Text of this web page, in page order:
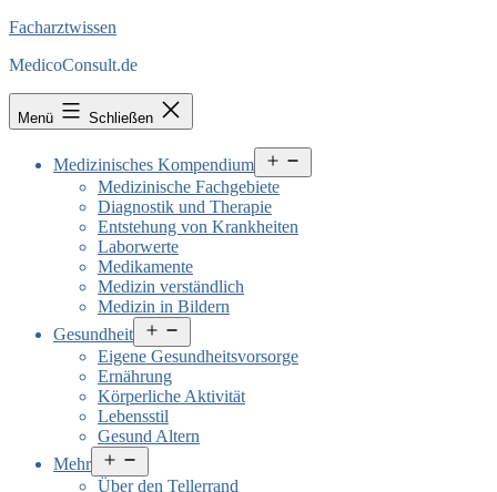
Facharztwissen
MedicoConsult.de
Menü Schließen
Medizinisches Kompendium
öffnen
Medizinische Fachgebiete
Diagnostik und Therapie
Entstehung von Krankheiten
Laborwerte
Medikamente
Medizin verständlich
Medizin in Bildern
Gesundheit
öffnen
Eigene Gesundheitsvorsorge
Ernährung
Körperliche Aktivität
Lebensstil
Gesund Altern
Mehr
öffnen
Über den Tellerrand